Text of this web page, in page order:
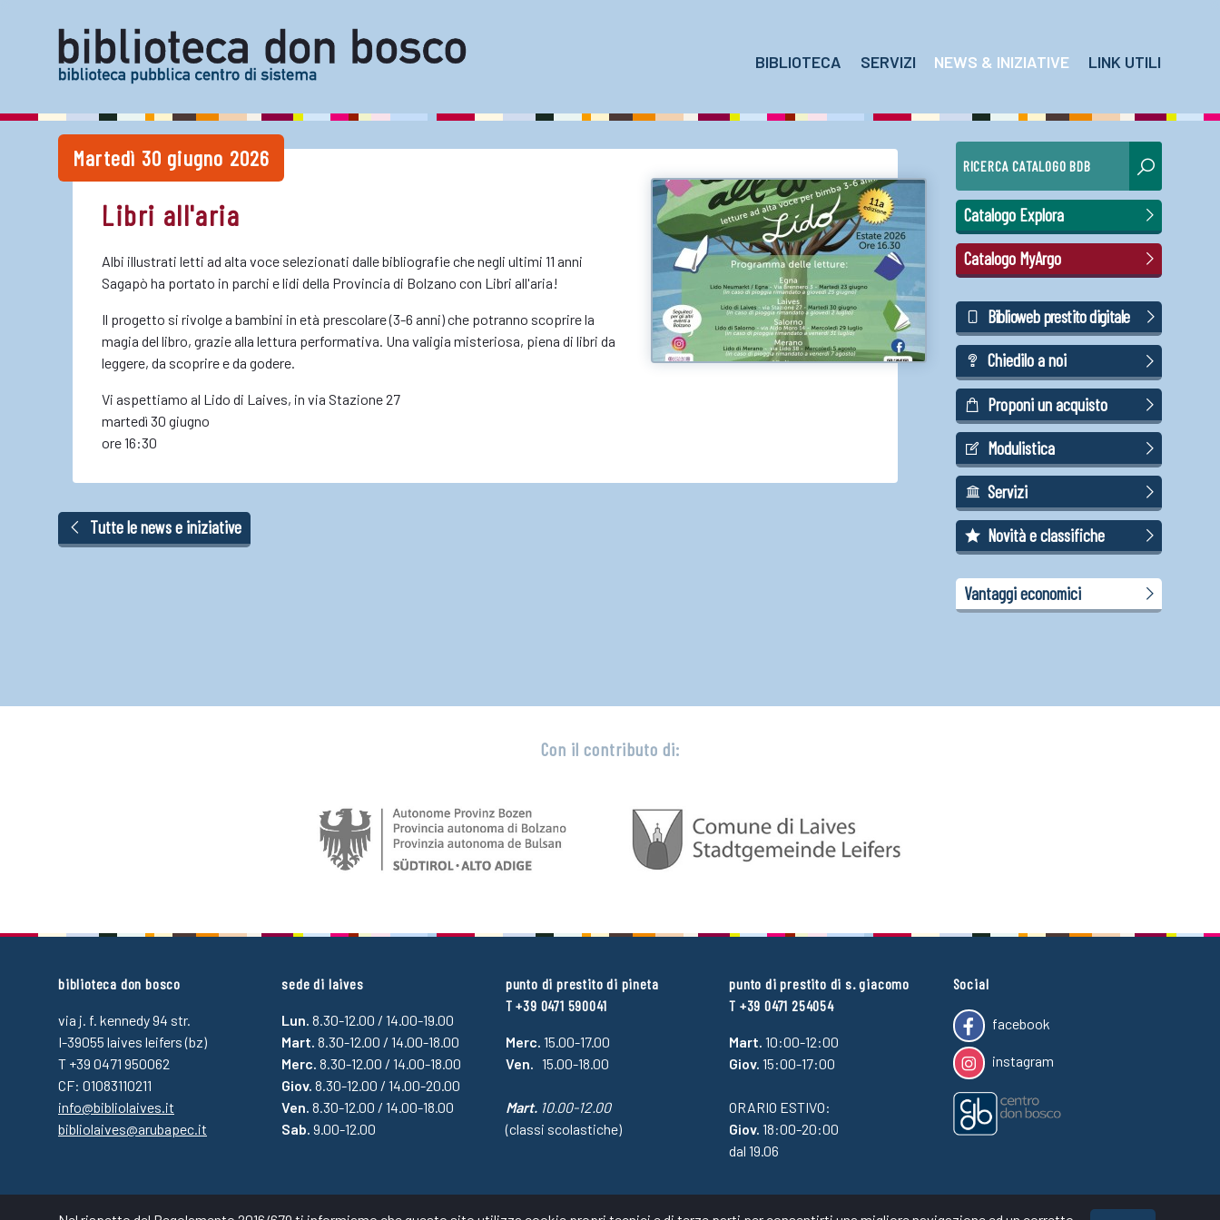
BIBLIOTECA SERVIZI NEWS & INIZIATIVE LINK UTILI
Martedì 30 giugno 2026
Libri all'aria
Albi illustrati letti ad alta voce selezionati dalle bibliografie che negli ultimi 11 anni
Sagapò ha portato in parchi e lidi della Provincia di Bolzano con Libri all'aria!
Il progetto si rivolge a bambini in età prescolare (3-6 anni) che potranno scoprire la
magia del libro, grazie alla lettura performativa. Una valigia misteriosa, piena di libri da
leggere, da scoprire e da godere.
Vi aspettiamo al Lido di Laives, in via Stazione 27
martedì 30 giugno
ore 16:30
Tutte le news e iniziative
RICERCA CATALOGO BDB
Catalogo Explora
Catalogo MyArgo
Biblioweb prestito digitale
Chiedilo a noi
Proponi un acquisto
Modulistica
Servizi
Novità e classifiche
Vantaggi economici
Con il contributo di:
biblioteca don bosco
via j. f. kennedy 94 str.
I-39055 laives leifers (bz)
T +39 0471 950062
CF: 01083110211
info@bibliolaives.it
bibliolaives@arubapec.it
sede di laives
Lun.8.30-12.00 / 14.00-19.00
Mart.8.30-12.00 / 14.00-18.00
Merc. 8.30-12.00 / 14.00-18.00
Giov.8.30-12.00 / 14.00-20.00
Ven. 8.30-12.00 / 14.00-18.00
Sab. 9.00-12.00
punto di prestito di pineta
T +39 0471 590041
Merc. 15.00-17.00
Ven. 15.00-18.00
Mart. 10.00-12.00
(classi scolastiche)
punto di prestito di s. giacomo
T +39 0471 254054
Mart. 10:00-12:00
Giov. 15:00-17:00
ORARIO ESTIVO:
Giov. 18:00-20:00
dal 19.06
Social
facebook
instagram